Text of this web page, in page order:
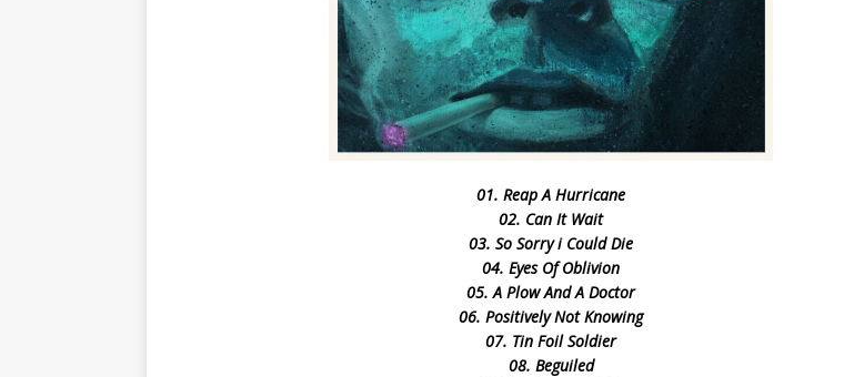
01. Reap A Hurricane
02. Can It Wait
03. So Sorry i Could Die
04. Eyes Of Oblivion
05. A Plow And A Doctor
06. Positively Not Knowing
07. Tin Foil Soldier
08. Beguiled